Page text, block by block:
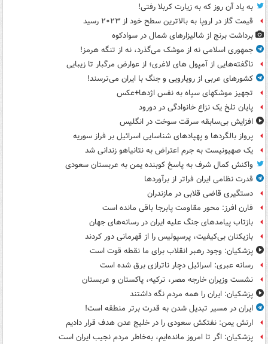
به یاد آن روز که به زیارت کربلا رفتی!
قیمت گاز در اروپا به بالاترین سطح خود از ۲۰۲۳ رسید
برداشت برنج از شالیزارهای شمال در سوادکوه
جمهوری اسلامی نه از موشک می‌گذرد، نه از تنگه هرمز!
ناگفته‌هایی از آمپول های لاغری؛ از عوارض مرگبار تا زیبایی
کشورهای عربی از رویارویی و جنگ با ایران می‌ترسند!
تجهیز موشکهای سپاه به نفس اژدها+عکس
پایان تلخ یک نزاع خانوادگی در دورود
افزایش بی‌سابقه سرقت سوخت در انگلیس
پرواز بالگردها و پهپادهای شناسایی اسرائیل بر فراز سوریه
یک صهیونیست به جرم اعتراض به نتانیاهو زندانی شد
واکنش کمال شرف به پاسخ کوبنده یمن به عربستان سعودی
قدرت نظامی ایران فراتر از برآوردها
دستگیری قاضی قلابی در مازندران
فارن افرز: محور مقاومت پابرجا باقی مانده است
بازتاب پیامدهای جنگ علیه ایران در رسانه‌های جهان
بازیکنان بی‌کیفیت، پرسپولیس را از قهرمانی دور کردند
پزشکیان: وجود رهبر انقلاب برای ما نقطه قوت است
رسانه عبری: اسرائیل دچار ناترازی برق شده است
نشست وزیران خارجه مصر، ترکیه، پاکستان و عربستان
پزشکیان: ایران را همه مردم نگه داشتند
ایران در مسیر تبدیل شدن به قدرت برتر منطقه است!
ارتش یمن: نفتکش سعودی را در خلیج عدن هدف قرار دادیم
پزشکیان: اگر تا امروز مانده‌ایم، به‌خاطر مردم نجیب ایران است